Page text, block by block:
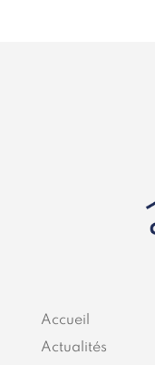
Accueil
Actualités